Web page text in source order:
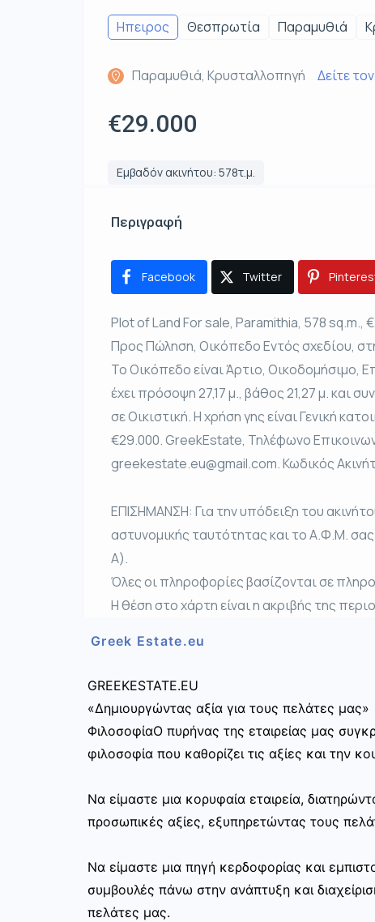
Ηπειρος Θεσπρωτία Παραμυθιά
Παραμυθιά, Κρυσταλλοπηγή Δείτε
€29.000
Εμβαδόν ακινήτου: 578τ.μ.
Περιγραφή
Facebook Twitter
Plot of Land For sale, Paramithia, 578 sq.m.,
Προς Πώληση, Οικόπεδο Εντός σχεδίου,
Το Οικόπεδο είναι Άρτιο, Οικοδομήσιμο,
έχει πρόσοψη 27,17 μ., βάθος 21,27 μ. και
σε Οικιστική. Η χρήση γης είναι Γενική
€29.000. GreekEstate, Τηλέφωνο
greekestate.eu@gmail.com. Κωδικός
ΕΠΙΣΗΜΑΝΣΗ: Για την υπόδειξη του
αστυνομικής ταυτότητας και το Α.Φ.Μ.
Α).
Όλες οι πληροφορίες βασίζονται σε
Η θέση στο χάρτη είναι η ακριβής της
Greek Estate.eu
GREEKESTATE.EU
«Δημιουργώντας αξία για τους πελάτες μας»
ΦιλοσοφίαΟ πυρήνας της εταιρείας μας
φιλοσοφία που καθορίζει τις αξίες και την
Να είμαστε μια κορυφαία εταιρεία,
προσωπικές αξίες, εξυπηρετώντας τους
Να είμαστε μια πηγή κερδοφορίας και
συμβουλές πάνω στην ανάπτυξη και
πελάτες μας.